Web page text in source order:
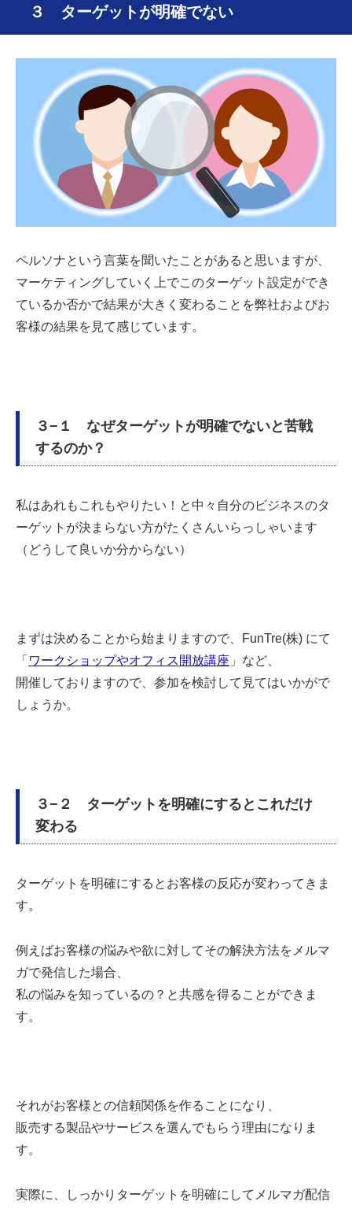
３ ターゲットが明確でない
ペルソナという言葉を聞いたことがあると思いますが、
マーケティングしていく上でこのターゲット設定ができ
ているか否かで結果が大きく変わることを弊社およびお
客様の結果を見て感じています。
３−１ なぜターゲットが明確でないと苦戦
するのか？
私はあれもこれもやりたい！と中々自分のビジネスのタ
ーゲットが決まらない方がたくさんいらっしゃいます
（どうして良いか分からない）
まずは決めることから始まりますので、FunTre(株) にて
「 ワークショップやオフィス開放講座 」など、
開催しておりますので、参加を検討して見てはいかがで
しょうか。
３−２ ターゲットを明確にするとこれだけ
変わる
ターゲットを明確にするとお客様の反応が変わってきま
す。
例えばお客様の悩みや欲に対してその解決方法をメルマ
ガで発信した場合、
私の悩みを知っているの？と共感を得ることができま
す。
それがお客様との信頼関係を作ることになり、
販売する製品やサービスを選んでもらう理由になりま
す。
実際に、しっかりターゲットを明確にしてメルマガ配信